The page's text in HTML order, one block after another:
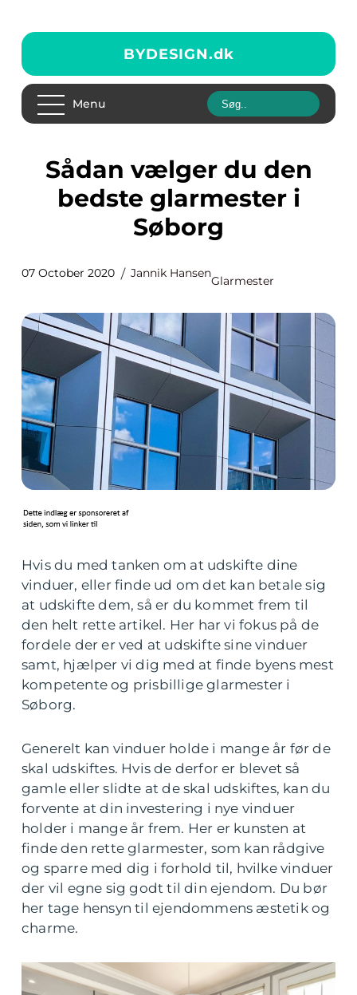
BYDESIGN.dk
Menu
Sådan vælger du den
bedste glarmester i
Søborg
07 October 2020 Jannik Hansen
Glarmester
Hvis du med tanken om at udskifte dine
vinduer, eller finde ud om det kan betale sig
at udskifte dem, så er du kommet frem til
den helt rette artikel. Her har vi fokus på de
fordele der er ved at udskifte sine vinduer
samt, hjælper vi dig med at finde byens mest
kompetente og prisbillige glarmester i
Søborg.
Generelt kan vinduer holde i mange år før de
skal udskiftes. Hvis de derfor er blevet så
gamle eller slidte at de skal udskiftes, kan du
forvente at din investering i nye vinduer
holder i mange år frem. Her er kunsten at
finde den rette glarmester, som kan rådgive
og sparre med dig i forhold til, hvilke vinduer
der vil egne sig godt til din ejendom. Du bør
her tage hensyn til ejendommens æstetik og
charme.